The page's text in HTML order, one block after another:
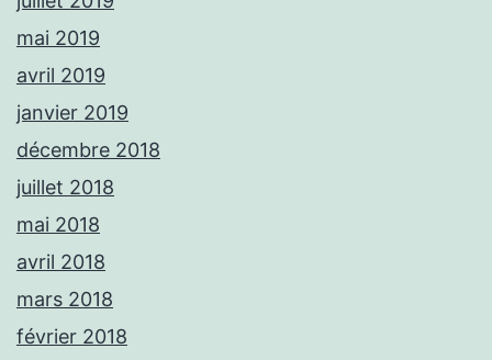
mai 2019
avril 2019
janvier 2019
décembre 2018
juillet 2018
mai 2018
avril 2018
mars 2018
février 2018